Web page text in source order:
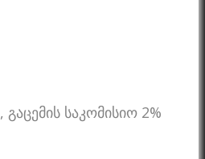
საკომისიო 2%